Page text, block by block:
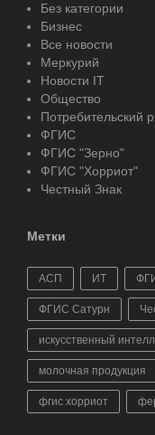
Без категории
Бизнес
Все новости
Меркурий
Новости IT
Общество
Потребительский
ФГИС
ФГИС "Зерно"
ФГИС "Хорриот"
Честный Знак
Метки
АСП ИТ
ФГИС Сатурн
искусственный
молочная продукция
фгис хорриот